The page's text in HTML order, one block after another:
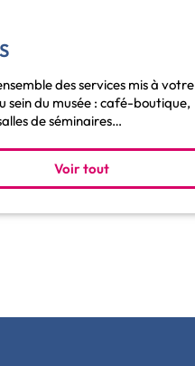
des services mis à votre
sein du musée : café-boutique,
de séminaires…
Voir tout